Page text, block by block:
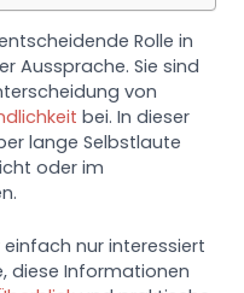
Rolle in
Aussprache. Sie sind
von
bei. In dieser
lange Selbstlaute
oder im
einfach nur interessiert
diese Informationen